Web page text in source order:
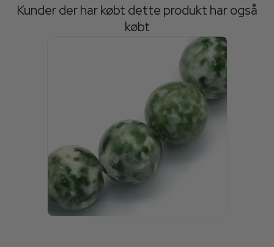
Kunder der har købt dette produkt har også
købt